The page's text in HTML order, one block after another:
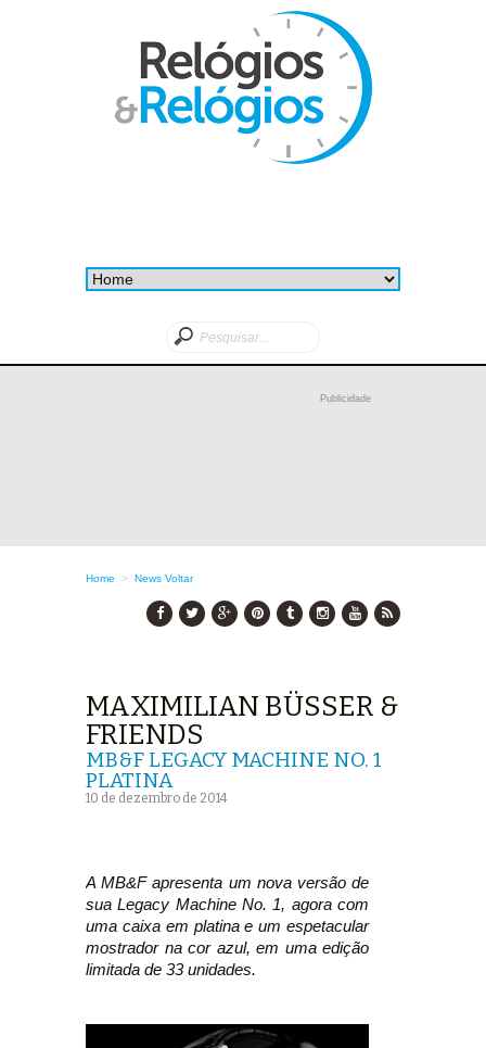
Publicidade
Home > News Voltar
MAXIMILIAN BÜSSER &
FRIENDS
MB&F LEGACY MACHINE NO. 1
PLATINA
10 de dezembro de 2014
A MB&F apresenta um nova versão de
sua Legacy Machine No. 1, agora com
uma caixa em platina e um espetacular
mostrador na cor azul, em uma edição
limitada de 33 unidades.